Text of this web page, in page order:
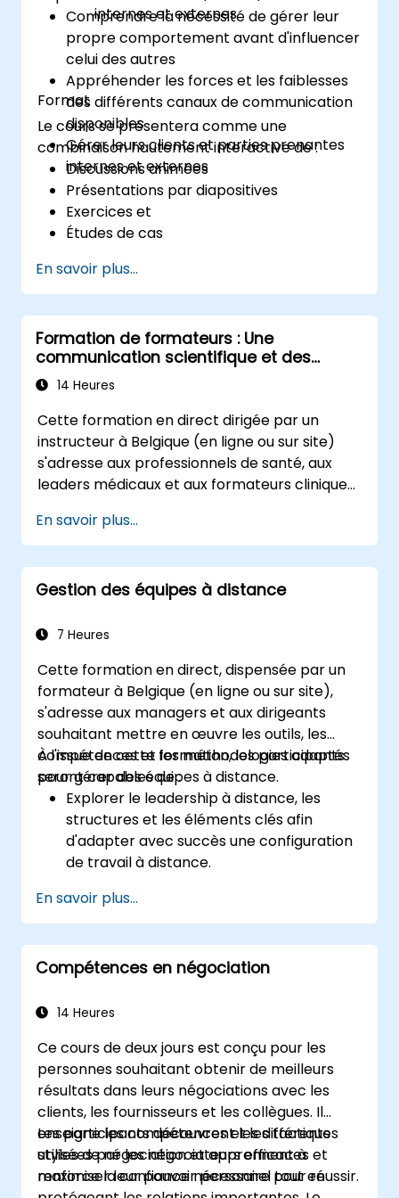
compétences en communication et en
présentation.
internes et externes
Comprendre la nécessité de gérer leur
propre comportement avant d'influencer
celui des autres
Appréhender les forces et les faiblesses
des différents canaux de communication
disponibles
Gérer leurs clients et parties prenantes
internes et externes
Format
Le cours se présentera comme une
combinaison hautement interactive de :
Discussions animées
Présentations par diapositives
Exercices et
Études de cas
En savoir plus...
Formation de formateurs : Une
communication scientifique et des
présentations à fort impact pour les
professionnels de santé
14 Heures
Cette formation en direct dirigée par un
instructeur à Belgique (en ligne ou sur site)
s'adresse aux professionnels de santé, aux
leaders médicaux et aux formateurs cliniques
présentation, leur communication assertive,
leur influence sur les pairs et leurs
compétences en narration scientifique dans
des contextes médicaux à haut risque.
En savoir plus...
Gestion des équipes à distance
7 Heures
Cette formation en direct, dispensée par un
formateur à Belgique (en ligne ou sur site),
s'adresse aux managers et aux dirigeants
souhaitant mettre en œuvre les outils, les
compétences et les méthodologies adaptés
pour gérer des équipes à distance.
À l'issue de cette formation, les participants
seront capables de :
Explorer le leadership à distance, les
structures et les éléments clés afin
d'adapter avec succès une configuration
de travail à distance.
objectifs, construire une culture d'équipe
et favoriser le travail d'équipe pour créer
une équipe à distance efficace et
productive.
pour améliorer la communication et la
Mettre en œuvre des méthodes de
fixation d'objectifs et de gestion de projet
pour évaluer la performance d'une
équipe à distance.
En savoir plus...
Compétences en négociation
14 Heures
Ce cours de deux jours est conçu pour les
personnes souhaitant obtenir de meilleurs
résultats dans leurs négociations avec les
clients, les fournisseurs et les collègues. Il
enseigne les compétences et les tactiques
utilisées par les négociateurs efficaces et
renforce la confiance nécessaire pour réussir.
Les participants découvrent les différents
styles de négociation et apprennent à
maximiser leur pouvoir personnel tout en